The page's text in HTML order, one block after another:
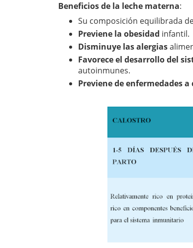
Beneficios de la leche materna:
Su composición equilibrada
Previene la obesidad infantil.
Disminuye las alergias
Favorece el desarrollo del
autoinmunes.
Previene de enfermedades